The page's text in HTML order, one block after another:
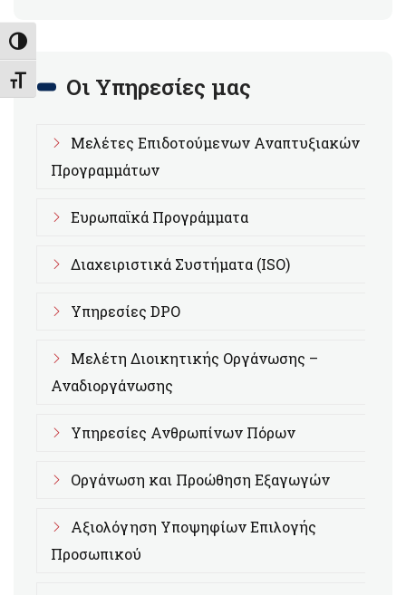
Εναλλαγή Υψηλής Αντίθεσης
Εναλλαγή Μεγέθους Γραμμάτων
Οι Υπηρεσίες μας
Μελέτες Επιδοτούμενων Αναπτυξιακών
Προγραμμάτων
Ευρωπαϊκά Προγράμματα
Διαχειριστικά Συστήματα (ISO)
Υπηρεσίες DPO
Μελέτη Διοικητικής Οργάνωσης –
Αναδιοργάνωσης
Υπηρεσίες Ανθρωπίνων Πόρων
Οργάνωση και Προώθηση Εξαγωγών
Αξιολόγηση Υποψηφίων Επιλογής
Προσωπικού